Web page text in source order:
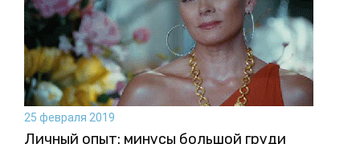
25 февраля 2019
Личный опыт: минусы большой груди